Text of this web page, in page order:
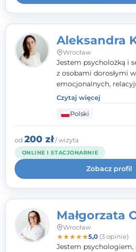
rekomendowanej przez
Aleksandra
Wrocław
Jestem psycholożką i
z osobami dorosłymi
emocjonalnych,
w tym z osobami po
przemocy.
kliniczną oraz studia
interwencji kryzysowej
klinicznej na SWPS we
kieruję się empatią,
uważnością na
Czytaj więcej
Polski
od 200 zł/ wizyta
ONLINE I STACJONARNIE
Zobacz profil
Małgorzata
Wrocław
★★★★★5,0(3 opinie)
Jestem psychologiem,